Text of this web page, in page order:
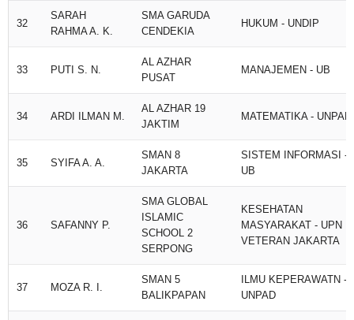
32
SARAH
RAHMA A. K.
SMA GARUDA
CENDEKIA
HUKUM - UNDIP
33 PUTI S. N.
AL AZHAR
PUSAT
MANAJEMEN - UB
34 ARDI ILMAN M.
AL AZHAR 19
JAKTIM
MATEMATIKA - UNPAD
35 SYIFA A. A.
SMAN 8
JAKARTA
SISTEM INFORMASI -
UB
36 SAFANNY P.
SMA GLOBAL
ISLAMIC
SCHOOL 2
SERPONG
KESEHATAN
MASYARAKAT - UPN
VETERAN JAKARTA
37 MOZA R. I.
SMAN 5
BALIKPAPAN
ILMU KEPERAWATN -
UNPAD